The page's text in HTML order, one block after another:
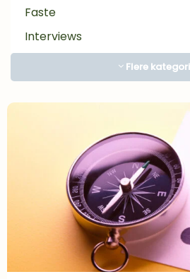
Faste
Interviews
Lægens hjørne
Inspiration
Madlavning
Overgangsalder
Proteiner i praksis
Sense gennem 10 år
Sense Stories
Flere